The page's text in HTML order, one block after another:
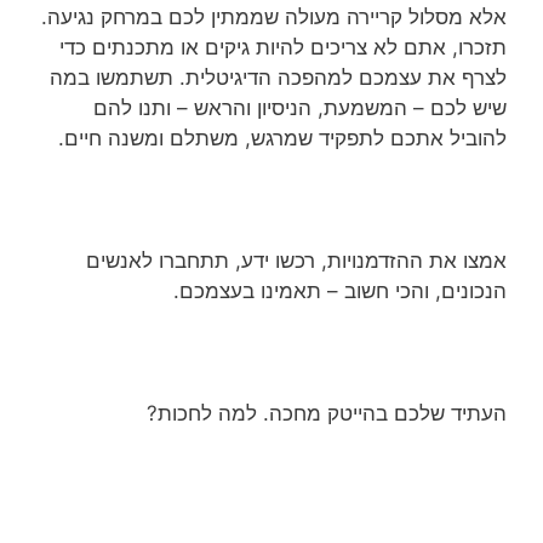
אלא מסלול קריירה מעולה שממתין לכם במרחק נגיעה.
תזכרו, אתם לא צריכים להיות גיקים או מתכנתים כדי
לצרף את עצמכם למהפכה הדיגיטלית. תשתמשו במה
שיש לכם – המשמעת, הניסיון והראש – ותנו להם
להוביל אתכם לתפקיד שמרגש, משתלם ומשנה חיים.
אמצו את ההזדמנויות, רכשו ידע, תתחברו לאנשים
הנכונים, והכי חשוב – תאמינו בעצמכם.
העתיד שלכם בהייטק מחכה. למה לחכות?